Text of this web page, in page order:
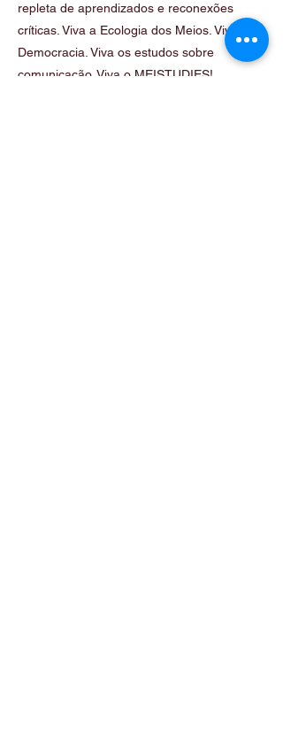
repleta de aprendizados e reconexões
críticas. Viva a Ecologia dos Meios. Viva a
Democracia. Viva os estudos sobre
comunicação. Viva o MEISTUDIES!